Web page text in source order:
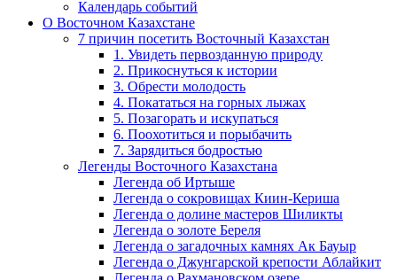
Календарь событий
О Восточном Казахстане
7 причин посетить Восточный Казахстан
1. Увидеть первозданную природу
2. Прикоснуться к истории
3. Обрести молодость
4. Покататься на горных лыжах
5. Позагорать и искупаться
6. Поохотиться и порыбачить
7. Зарядиться бодростью
Легенды Восточного Казахстана
Легенда об Иртыше
Легенда о сокровищах Киин-Кериша
Легенда о долине мастеров Шиликты
Легенда о золоте Береля
Легенда о загадочных камнях Ак Бауыр
Легенда о Джунгарской крепости Аблайкит